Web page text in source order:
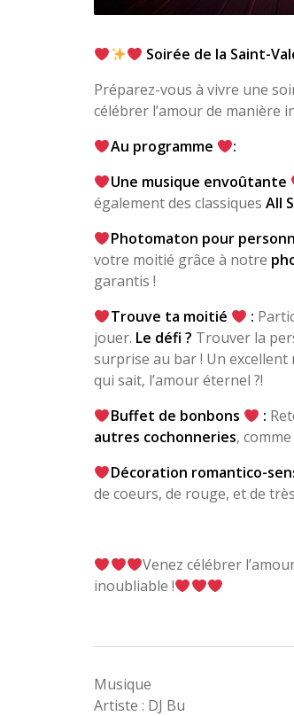
Soirée de la Saint-
Préparez-vous à vivre une
célébrer l’amour de manière
Au programme
:
Une musique envoûtante
également des classiquesAll
Photomaton pour
votre moitié grâce à notre
garantis !
Trouve ta moitié
:
jouer. Le défi ? Trouver la
surprise au bar ! Un
qui sait, l’amour éternel ?!
Buffet de bonbons
:
autres cochonneries,
Décoration romantico-
de coeurs, de rouge, et de
Venez célébrer
inoubliable !
Musique
Artiste : DJ Bu